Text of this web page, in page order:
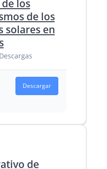
los
de los
solares en
Descargar
de